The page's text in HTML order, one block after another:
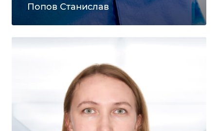
Попов Станислав